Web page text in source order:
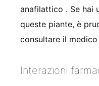
anafilattico . Se hai
queste piante, è
consultare il
Interazioni